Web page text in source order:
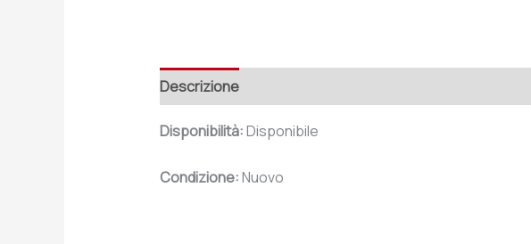
Descrizione
Disponibilità:Disponibile
Condizione:Nuovo